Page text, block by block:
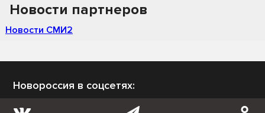
Новости партнеров
Новости СМИ2
Новороссия в соцсетях: